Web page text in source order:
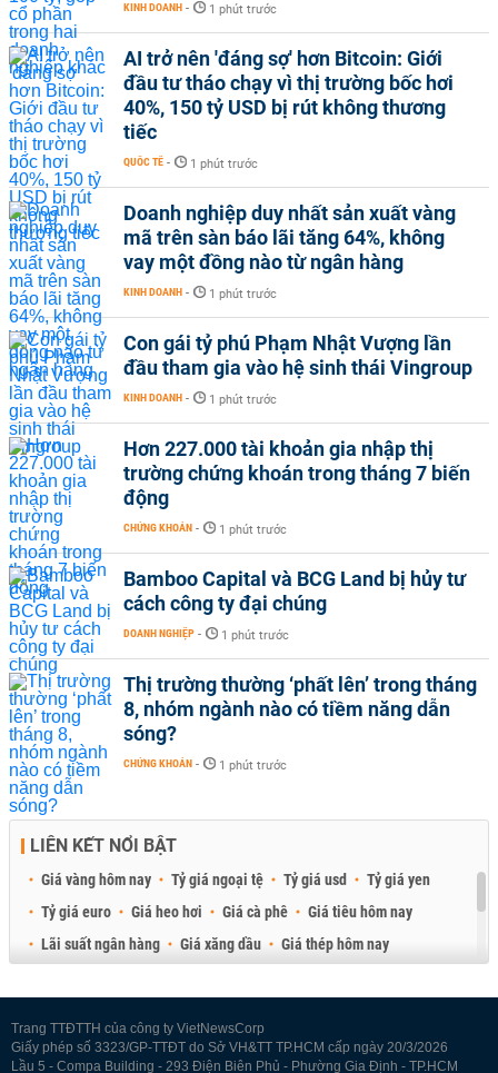
KINH DOANH - 1 phút trước
AI trở nên 'đáng sợ' hơn Bitcoin: Giới
đầu tư tháo chạy vì thị trường bốc hơi
40%, 150 tỷ USD bị rút không thương
tiếc
QUỐC TẾ - 1 phút trước
Doanh nghiệp duy nhất sản xuất vàng
mã trên sàn báo lãi tăng 64%, không
vay một đồng nào từ ngân hàng
KINH DOANH - 1 phút trước
Con gái tỷ phú Phạm Nhật Vượng lần
đầu tham gia vào hệ sinh thái Vingroup
KINH DOANH - 1 phút trước
Hơn 227.000 tài khoản gia nhập thị
trường chứng khoán trong tháng 7 biến
động
CHỨNG KHOÁN - 1 phút trước
Bamboo Capital và BCG Land bị hủy tư
cách công ty đại chúng
DOANH NGHIỆP - 1 phút trước
Thị trường thường ‘phất lên’ trong tháng
8, nhóm ngành nào có tiềm năng dẫn
sóng?
CHỨNG KHOÁN - 1 phút trước
LIÊN KẾT NỔI BẬT
Giá vàng hôm nay Tỷ giá ngoại tệ Tỷ giá usd
Tỷ giá yen
Tỷ giá euro
Giá heo hơi Giá cà phê
Giá tiêu hôm nay
Lãi suất ngân hàng
Giá xăng dầu
Giá thép hôm nay
Trang TTĐTTH của công ty VietNewsCorp
Giấy phép số 3323/GP-TTĐT do Sở VH&TT TP.HCM cấp ngày 20/3/2026
Lầu 5 - Compa Building - 293 Điện Biên Phủ - Phường Gia Định - TP.HCM